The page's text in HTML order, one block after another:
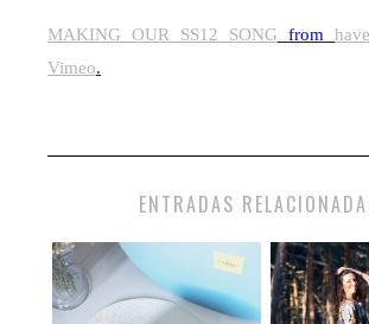
MAKING OUR SS12 SONG from
Vimeo.
ENTRADAS